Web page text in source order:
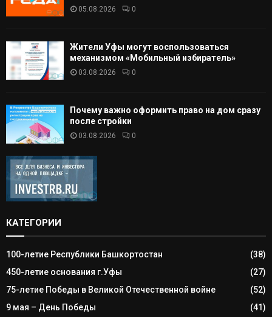
05.08.2026 0
Жители Уфы могут воспользоваться
механизмом «Мобильный избиратель»
03.08.2026 0
Почему важно оформить право на дом сразу
после стройки
03.08.2026 0
КАТЕГОРИИ
100-летие Республики Башкортостан
(38)
450-летие основания г.Уфы
(27)
75-летие Победы в Великой Отечественной войне
(52)
9 мая – День Победы
(41)